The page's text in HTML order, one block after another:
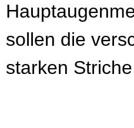
sollen die
starken